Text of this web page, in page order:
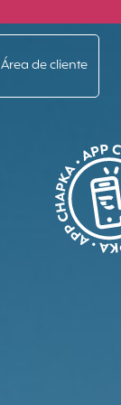
Área de cliente